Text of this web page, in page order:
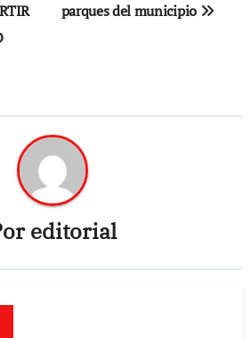
parques del municipio
editorial